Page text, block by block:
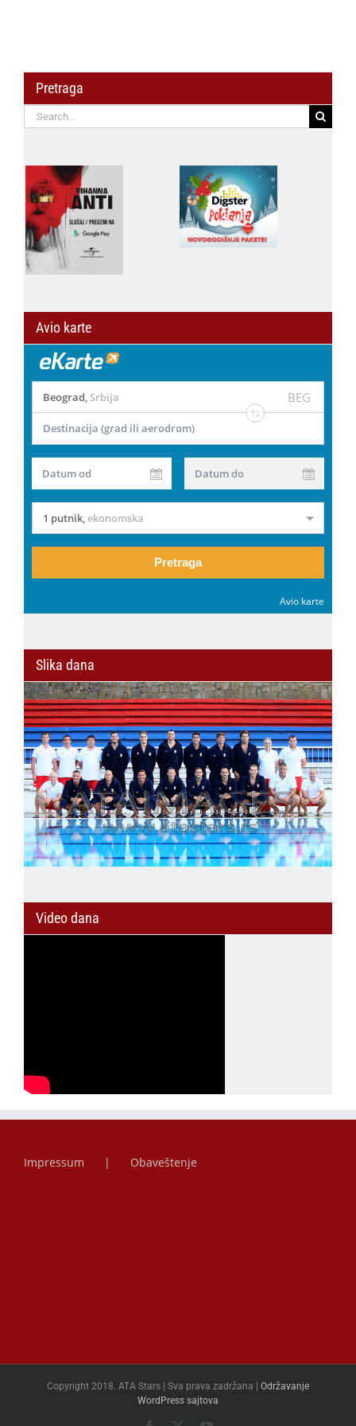
Pretraga
Search
for:
Avio karte
Beograd, Srbija BEG
Destinacija (grad ili aerodrom)
Datum od Datum do
1 putnik,ekonomska
Pretraga
Avio karte
Slika dana
Video dana
Impressum Obaveštenje
Copyright 2018. ATA Stars | Sva prava zadržana | Održavanje
WordPress sajtova